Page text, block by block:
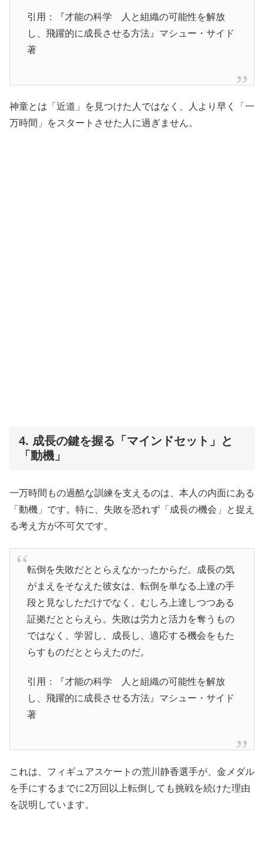
引用：『才能の科学 人と組織の可能性を解放
し、飛躍的に成長させる方法』マシュー・サイド
著
神童とは「近道」を見つけた人ではなく、人より早く「一
万時間」をスタートさせた人に過ぎません。
4. 成長の鍵を握る「マインドセット」と
「動機」
一万時間もの過酷な訓練を支えるのは、本人の内面にある
「動機」です。特に、失敗を恐れず「成長の機会」と捉え
る考え方が不可欠です。
転倒を失敗だととらえなかったからだ。成長の気
がまえをそなえた彼女は、転倒を単なる上達の手
段と見なしただけでなく、むしろ上達しつつある
証拠だととらえら。失敗は労力と活力を奪うもの
ではなく、学習し、成長し、適応する機会をもた
らすものだととらえたのだ。
引用：『才能の科学 人と組織の可能性を解放
し、飛躍的に成長させる方法』マシュー・サイド
著
これは、フィギュアスケートの荒川静香選手が、金メダル
を手にするまでに2万回以上転倒しても挑戦を続けた理由
を説明しています。